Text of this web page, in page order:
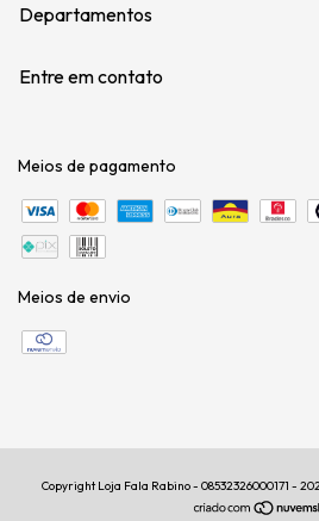
Departamentos
Entre em contato
Meios de pagamento
Meios de envio
Copyright Loja Fala Rabino - 08532326000171 -